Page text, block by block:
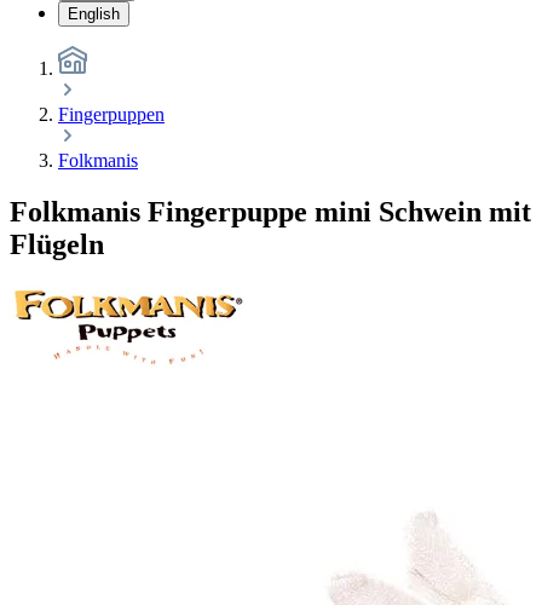
English
Fingerpuppen
Folkmanis
Folkmanis Fingerpuppe mini Schwein mit
Flügeln